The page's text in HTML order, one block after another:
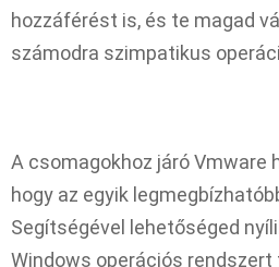
hozzáférést is, és te magad
számodra szimpatikus
A csomagokhoz járó Vmware
hogy az egyik
Segítségével lehetőséged
Windows operációs